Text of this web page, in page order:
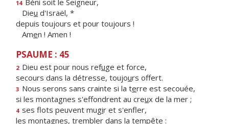
14 Béni soit le Seigneur,
Dieu d'Israël, *
depuis toujours et pour toujours !
Amen ! Amen !
PSAUME : 45
2 Dieu est pour nous refuge et force,
secours dans la détresse, toujours offert.
3 Nous serons sans crainte si la terre est secouée,
si les montagnes s'effondrent au creux de la mer ;
4 ses flots peuvent mugir et s'enfler,
les montagnes, trembler dans la tempête :